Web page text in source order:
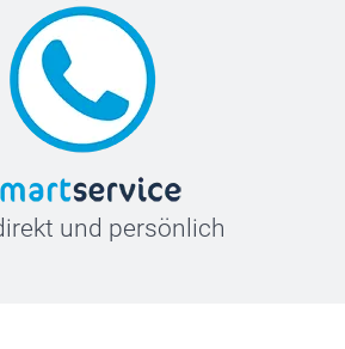
und persönlich